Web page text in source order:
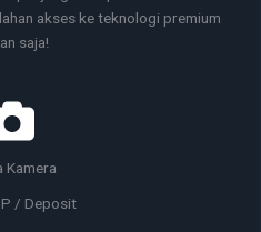
akses ke teknologi premium
saja!
Kamera
/ Deposit